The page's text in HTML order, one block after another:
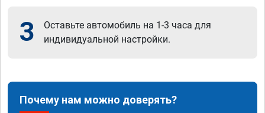
3
Оставьте автомобиль на 1-3 часа для
индивидуальной настройки.
Почему нам можно доверять?